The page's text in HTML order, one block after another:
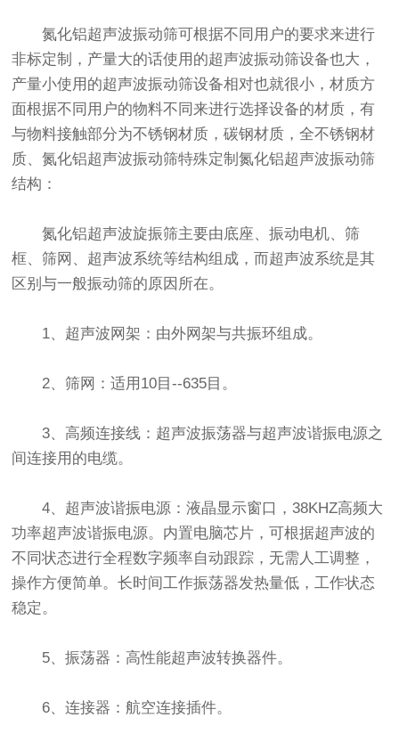
氮化铝超声波振动筛可根据不同用户的要求来进行
非标定制，产量大的话使用的超声波振动筛设备也大，
产量小使用的超声波振动筛设备相对也就很小，材质方
面根据不同用户的物料不同来进行选择设备的材质，有
与物料接触部分为不锈钢材质，碳钢材质，全不锈钢材
质、氮化铝超声波振动筛特殊定制氮化铝超声波振动筛
结构：
氮化铝超声波旋振筛主要由底座、振动电机、筛
框、筛网、超声波系统等结构组成，而超声波系统是其
区别与一般振动筛的原因所在。
1、超声波网架：由外网架与共振环组成。
2、筛网：适用10目--635目。
3、高频连接线：超声波振荡器与超声波谐振电源之
间连接用的电缆。
4、超声波谐振电源：液晶显示窗口，38KHZ高频大
功率超声波谐振电源。内置电脑芯片，可根据超声波的
不同状态进行全程数字频率自动跟踪，无需人工调整，
操作方便简单。长时间工作振荡器发热量低，工作状态
稳定。
5、振荡器：高性能超声波转换器件。
6、连接器：航空连接插件。